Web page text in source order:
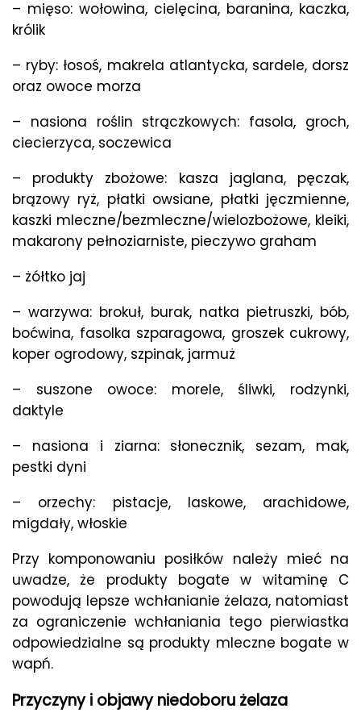
– mięso: wołowina, cielęcina, baranina, kaczka,
królik
– ryby: łosoś, makrela atlantycka, sardele, dorsz
oraz owoce morza
– nasiona roślin strączkowych: fasola, groch,
ciecierzyca, soczewica
– produkty zbożowe: kasza jaglana, pęczak,
brązowy ryż, płatki owsiane, płatki jęczmienne,
kaszki mleczne/bezmleczne/wielozbożowe, kleiki,
makarony pełnoziarniste, pieczywo graham
– żółtko jaj
– warzywa: brokuł, burak, natka pietruszki, bób,
boćwina, fasolka szparagowa, groszek cukrowy,
koper ogrodowy, szpinak, jarmuż
– suszone owoce: morele, śliwki, rodzynki,
daktyle
– nasiona i ziarna: słonecznik, sezam, mak,
pestki dyni
– orzechy: pistacje, laskowe, arachidowe,
migdały, włoskie
Przy komponowaniu posiłków należy mieć na
uwadze, że produkty bogate w witaminę C
powodują lepsze wchłanianie żelaza, natomiast
za ograniczenie wchłaniania tego pierwiastka
odpowiedzialne są produkty mleczne bogate w
wapń.
Przyczyny i objawy niedoboru żelaza